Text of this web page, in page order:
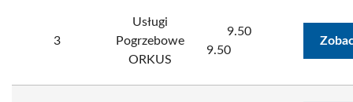
3
Usługi
Pogrzebowe
ORKUS
9.50
9.50